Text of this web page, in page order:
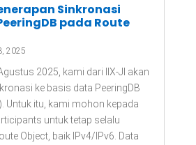
Sinkronasi
pada Route
2025
2025, kami dari IIX-JI akan
ke basis data PeeringDB
Untuk itu, kami mohon kepada
untuk tetap selalu
Object, baik IPv4/IPv6. Data